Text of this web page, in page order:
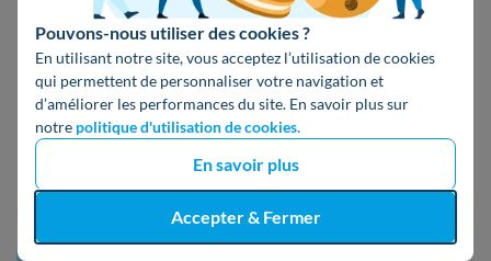
Pouvons-nous utiliser des cookies ?
En utilisant notre site, vous acceptez l’utilisation de cookies
qui permettent de personnaliser votre navigation et
d’améliorer les performances du site. En savoir plus sur
notre politique d'utilisation de cookies.
En savoir plus
Accepter & Fermer
Rédactrice experte rénovation énergétique
Camille rejoint Hello Watt après un Master en
Rédaction Professionnelle. Sensible aux sujets
écologiques, elle vous aide à vous tourner vers une
consommation responsable qui fait du bien au
portefeuille et à la planète !